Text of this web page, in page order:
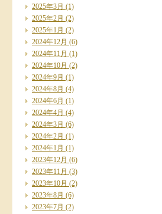
2025年3月 (1)
2025年2月 (2)
2025年1月 (2)
2024年12月 (6)
2024年11月 (1)
2024年10月 (2)
2024年9月 (1)
2024年8月 (4)
2024年6月 (1)
2024年4月 (4)
2024年3月 (6)
2024年2月 (1)
2024年1月 (1)
2023年12月 (6)
2023年11月 (3)
2023年10月 (2)
2023年8月 (6)
2023年7月 (2)